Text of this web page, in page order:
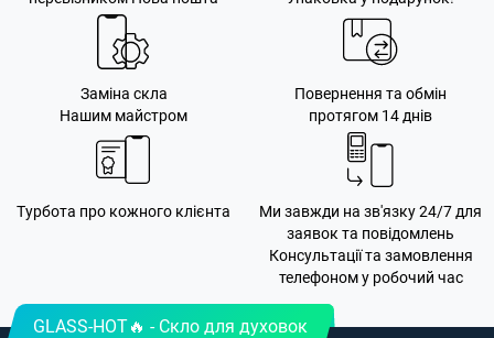
Заміна скла
Нашим майстром
Повернення та обмін
протягом 14 днів
Турбота про кожного клієнта
Ми завжди на зв'язку 24/7 для
заявок та повідомлень
Консультації та замовлення
телефоном у робочий час
GLASS-HOT🔥 - Скло для духовок